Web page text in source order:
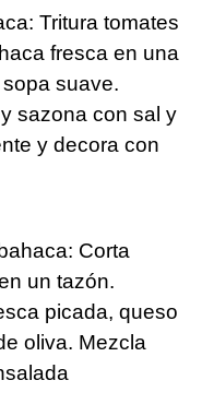
Tritura tomates
fresca en una
suave.
sazona con sal y
y decora con
Corta
un tazón.
picada, queso
oliva. Mezcla